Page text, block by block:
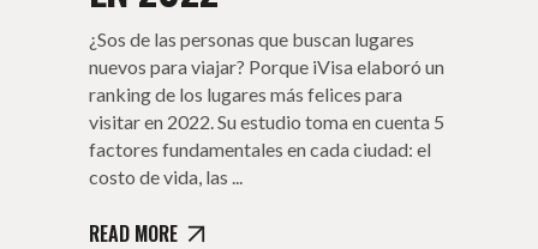
¿Sos de las personas que buscan lugares
nuevos para viajar? Porque iVisa elaboró un
ranking de los lugares más felices para
visitar en 2022. Su estudio toma en cuenta 5
factores fundamentales en cada ciudad: el
costo de vida, las
READ MORE